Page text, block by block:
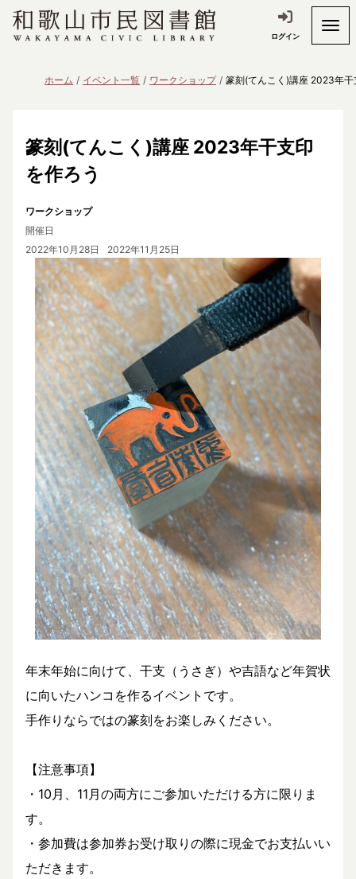
ログイン
ホーム イベント一覧 ワークショップ 篆刻(てんこく)講座 2023年干
篆刻(てんこく)講座 2023年干支印
を作ろう
ワークショップ
開催日
2022年10月28日
2022年11月25日
年末年始に向けて、干支（うさぎ）や吉語など年賀状
に向いたハンコを作るイベントです。
手作りならではの篆刻をお楽しみください。
【注意事項】
・10月、11月の両方にご参加いただける方に限りま
す。
・参加費は参加券お受け取りの際に現金でお支払いい
ただきます。